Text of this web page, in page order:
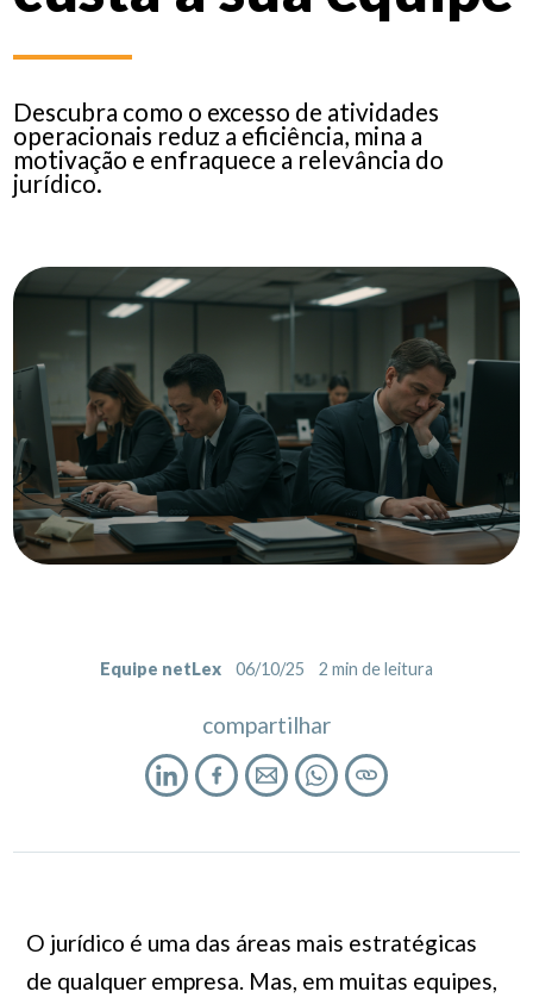
Descubra como o excesso de atividades
operacionais reduz a eficiência, mina a
motivação e enfraquece a relevância do
jurídico.
Equipe netLex 06/10/25 2 min de leitura
compartilhar
O jurídico é uma das áreas mais estratégicas
de qualquer empresa. Mas, em muitas equipes,